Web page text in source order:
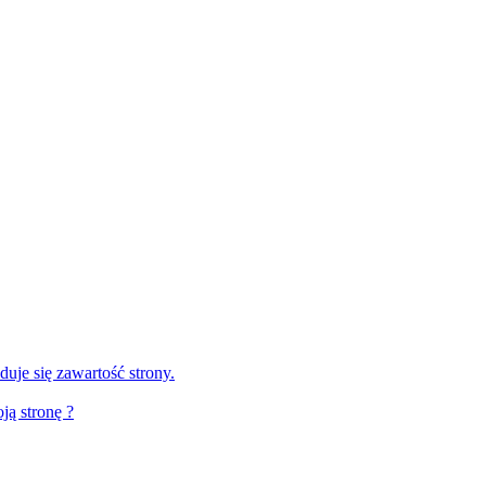
się zawartość strony.
stronę ?